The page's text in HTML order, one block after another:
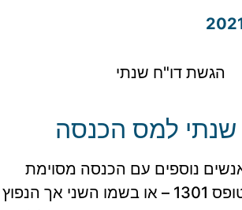
למס הכנסה
נוספים עם הכנסה מסוימת
נדרשים בהגשת טופס 1301 – או בשמו השני אך הנפוץ